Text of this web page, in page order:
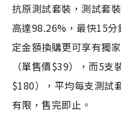
抗原測試套裝，測試套
高達98.26%，最快15
定金額換購更可享有獨
（單售價$39），而5
$180），平均每支測試
有限，售完即止。